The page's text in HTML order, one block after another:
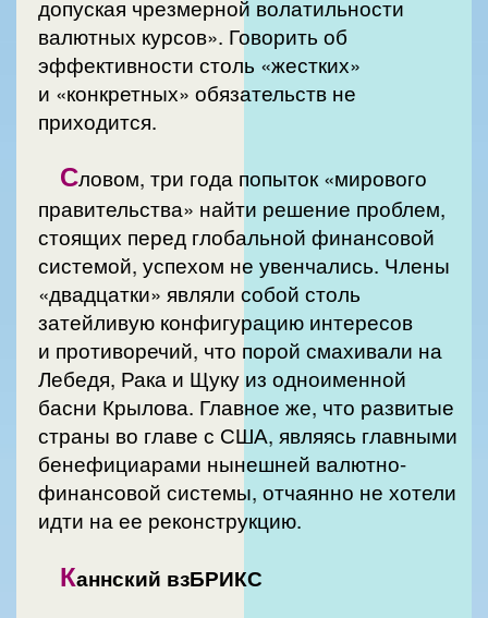
допуская чрезмерной волатильности
валютных курсов». Говорить об
эффективности столь «жестких»
и «конкретных» обязательств не
приходится.
Словом, три года попыток «мирового
правительства» найти решение проблем,
стоящих перед глобальной финансовой
системой, успехом не увенчались. Члены
«двадцатки» являли собой столь
затейливую конфигурацию интересов
и противоречий, что порой смахивали на
Лебедя, Рака и Щуку из одноименной
басни Крылова. Главное же, что развитые
страны во главе с США, являясь главными
бенефициарами нынешней валютно-
финансовой системы, отчаянно не хотели
идти на ее реконструкцию.
Каннский взБРИКС